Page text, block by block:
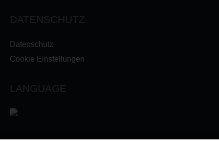
DATENSCHUTZ
Datenschutz
Cookie Einstellungen
LANGUAGE